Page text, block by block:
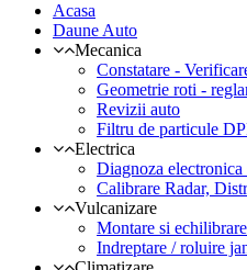
Acasa
Daune Auto
Mecanica
Constatare -
Geometrie roti -
Revizii auto
Filtru de particule
Electrica
Diagnoza
Calibrare Radar,
Vulcanizare
Montare si
Indreptare / roluire